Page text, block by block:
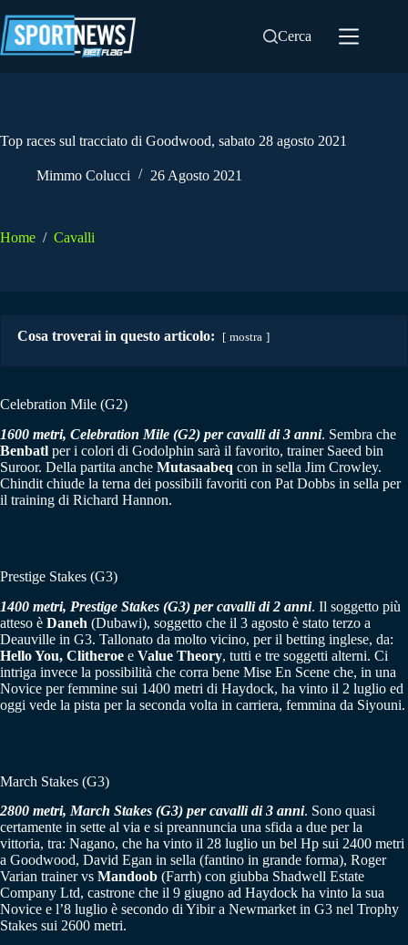
al
contenuto
Cerca
Top races sul tracciato di Goodwood, sabato 28 agosto 2021
Mimmo Colucci 26 Agosto 2021
Home / Cavalli
Cosa troverai in questo articolo: mostra
Celebration Mile (G2)
1600 metri, Celebration Mile (G2) per cavalli di 3 anni. Sembra che
Benbatl per i colori di Godolphin sarà il favorito, trainer Saeed bin
Suroor. Della partita anche Mutasaabeq con in sella Jim Crowley.
Chindit chiude la terna dei possibili favoriti con Pat Dobbs in sella per
il training di Richard Hannon.
Prestige Stakes (G3)
1400 metri, Prestige Stakes (G3) per cavalli di 2 anni. Il soggetto più
atteso è Daneh (Dubawi), soggetto che il 3 agosto è stato terzo a
Deauville in G3. Tallonato da molto vicino, per il betting inglese, da:
Hello You, Clitheroe e Value Theory, tutti e tre soggetti alterni. Ci
intriga invece la possibilità che corra bene Mise En Scene che, in una
Novice per femmine sui 1400 metri di Haydock, ha vinto il 2 luglio ed
oggi vede la pista per la seconda volta in carriera, femmina da Siyouni.
March Stakes (G3)
2800 metri, March Stakes (G3) per cavalli di 3 anni. Sono quasi
certamente in sette al via e si preannuncia una sfida a due per la
vittoria, tra: Nagano, che ha vinto il 28 luglio un bel Hp sui 2400 metri
a Goodwood, David Egan in sella (fantino in grande forma), Roger
Varian trainer vs Mandoob (Farrh) con giubba Shadwell Estate
Company Ltd, castrone che il 9 giugno ad Haydock ha vinto la sua
Novice e l’8 luglio è secondo di Yibir a Newmarket in G3 nel Trophy
Stakes sui 2600 metri.